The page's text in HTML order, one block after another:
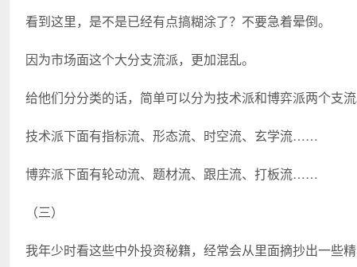
看到这里，是不是已经有点搞糊涂了？不要急着晕倒。
因为市场面这个大分支流派，更加混乱。
给他们分分类的话，简单可以分为技术派和博弈派两个支流
技术派下面有指标流、形态流、时空流、玄学流……
博弈派下面有轮动流、题材流、跟庄流、打板流……
（三）
我年少时看这些中外投资秘籍，经常会从里面摘抄出一些